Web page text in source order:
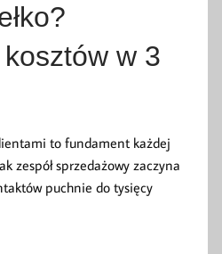
w 3
to fundament każdej
zespół sprzedażowy zaczyna
puchnie do tysięcy